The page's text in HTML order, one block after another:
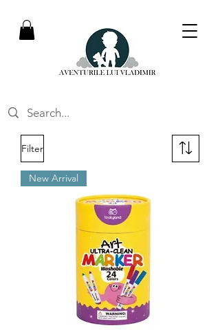
Filter
New Arrival